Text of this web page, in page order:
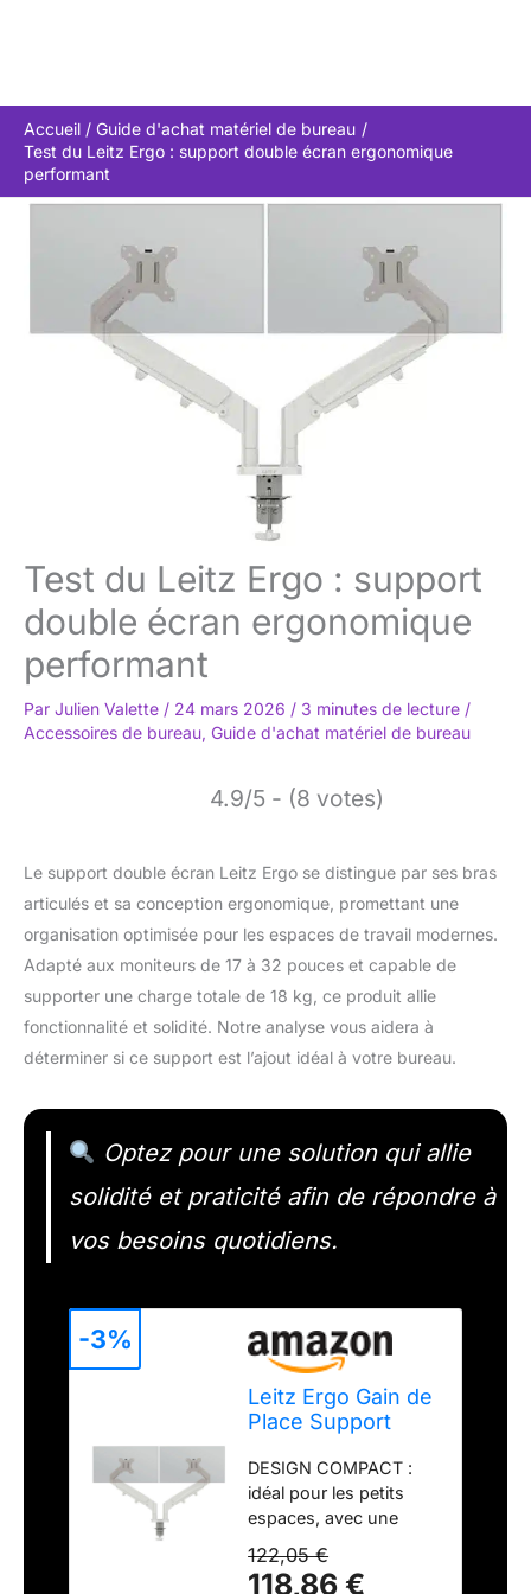
Accueil
Guide d'achat matériel de bureau
Test du Leitz Ergo : support double écran ergonomique
performant
Test du Leitz Ergo : support
double écran ergonomique
performant
Par Julien Valette / 24 mars 2026 / 3 minutes de lecture /
Accessoires de bureau, Guide d'achat matériel de bureau
4.9/5 - (8 votes)
Le support double écran Leitz Ergo se distingue par ses bras
articulés et sa conception ergonomique, promettant une
organisation optimisée pour les espaces de travail modernes.
Adapté aux moniteurs de 17 à 32 pouces et capable de
supporter une charge totale de 18 kg, ce produit allie
fonctionnalité et solidité. Notre analyse vous aidera à
déterminer si ce support est l’ajout idéal à votre bureau.
Optez pour une solution qui allie
solidité et praticité afin de répondre à
vos besoins quotidiens.
Leitz Ergo Gain de
Place Support
Ergonomique :
Bras articulés
pour moniteurs
17'' à 32'',
inclinables,
DESIGN COMPACT :
idéal pour les petits
espaces, avec une
optimale. Système de
122,05 €
118,86 €
-3%